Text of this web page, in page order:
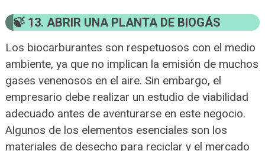
13. ABRIR UNA PLANTA DE BIOGÁS
Los biocarburantes son respetuosos con el medio
ambiente, ya que no implican la emisión de muchos
gases venenosos en el aire. Sin embargo, el
empresario debe realizar un estudio de viabilidad
adecuado antes de aventurarse en este negocio.
Algunos de los elementos esenciales son los
materiales de desecho para reciclar y el mercado